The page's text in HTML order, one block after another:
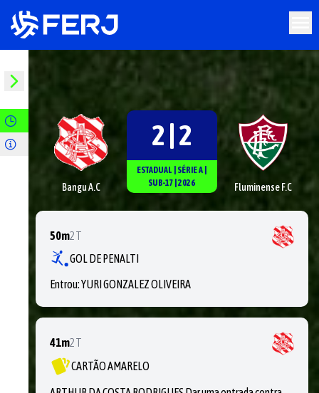
Bangu A.C
2 | 2
ESTADUAL SÉRIEA
SUB-17 2026 Fluminense F.C
50m2T
GOL DE PENALTI
Entrou:YURI GONZALEZ OLIVEIRA
41m2T
CARTÃO AMARELO